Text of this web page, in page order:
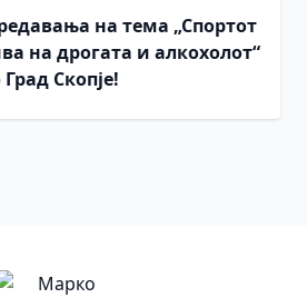
на тема „Спортот
на дрогата и алкохолот“
Скопје!